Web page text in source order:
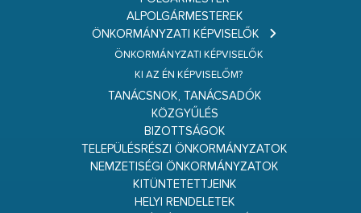
ALPOLGÁRMESTEREK
ÖNKORMÁNYZATI KÉPVISELŐK
ÖNKORMÁNYZATI KÉPVISELŐK
KI AZ ÉN KÉPVISELŐM?
TANÁCSNOK, TANÁCSADÓK
KÖZGYŰLÉS
BIZOTTSÁGOK
TELEPÜLÉSRÉSZI ÖNKORMÁNYZATOK
NEMZETISÉGI ÖNKORMÁNYZATOK
KITÜNTETETTJEINK
HELYI RENDELETEK